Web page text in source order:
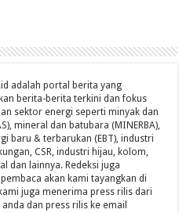
adalah portal berita yang
berita-berita terkini dan fokus
sektor energi seperti minyak dan
mineral dan batubara (MINERBA),
baru & terbarukan (EBT), industri
CSR, industri hijau, kolom,
dan lainnya. Redeksi juga
akan kami tayangkan di
juga menerima press rilis dari
dan press rilis ke email